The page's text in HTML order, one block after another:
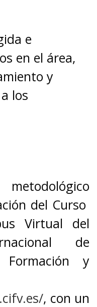
e
en el área,
y
los
del Curso
Virtual del
de
Formación y
, con un